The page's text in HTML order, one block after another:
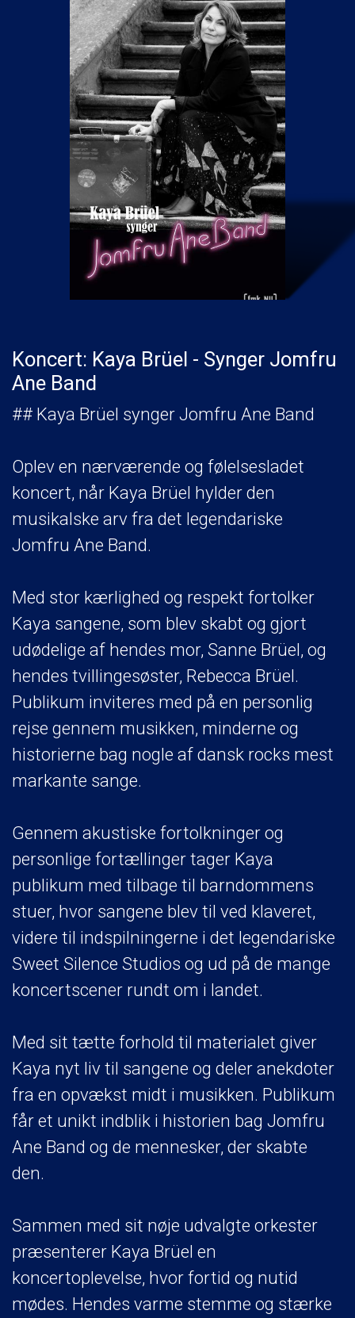
Koncert: Kaya Brüel - Synger Jomfru
Ane Band
## Kaya Brüel synger Jomfru Ane Band
Oplev en nærværende og følelsesladet
koncert, når Kaya Brüel hylder den
musikalske arv fra det legendariske
Jomfru Ane Band.
Med stor kærlighed og respekt fortolker
Kaya sangene, som blev skabt og gjort
udødelige af hendes mor, Sanne Brüel, og
hendes tvillingesøster, Rebecca Brüel.
Publikum inviteres med på en personlig
rejse gennem musikken, minderne og
historierne bag nogle af dansk rocks mest
markante sange.
Gennem akustiske fortolkninger og
personlige fortællinger tager Kaya
publikum med tilbage til barndommens
stuer, hvor sangene blev til ved klaveret,
videre til indspilningerne i det legendariske
Sweet Silence Studios og ud på de mange
koncertscener rundt om i landet.
Med sit tætte forhold til materialet giver
Kaya nyt liv til sangene og deler anekdoter
fra en opvækst midt i musikken. Publikum
får et unikt indblik i historien bag Jomfru
Ane Band og de mennesker, der skabte
den.
Sammen med sit nøje udvalgte orkester
præsenterer Kaya Brüel en
koncertoplevelse, hvor fortid og nutid
mødes. Hendes varme stemme og stærke